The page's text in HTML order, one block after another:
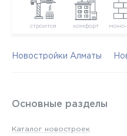
строится комфорт моно-
Новостройки Алматы
Основные разделы
Каталог новостроек